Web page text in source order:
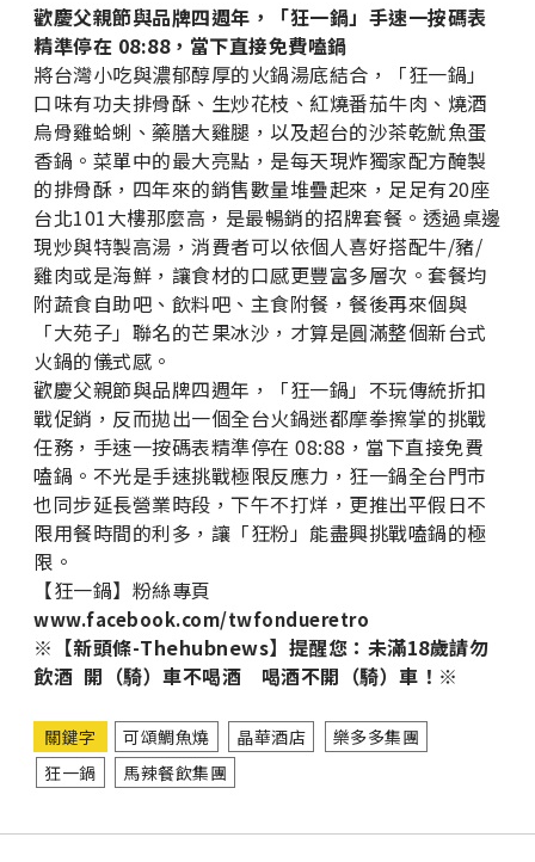
歡慶父親節與品牌四週年，「狂一鍋」手速一按碼表
精準停在 08:88，當下直接免費嗑鍋
將台灣小吃與濃郁醇厚的火鍋湯底結合，「狂一鍋」
口味有功夫排骨酥、生炒花枝、紅燒番茄牛肉、燒酒
烏骨雞蛤蜊、藥膳大雞腿，以及超台的沙茶乾魷魚蛋
香鍋。菜單中的最大亮點，是每天現炸獨家配方醃製
的排骨酥，四年來的銷售數量堆疊起來，足足有20座
台北101大樓那麼高，是最暢銷的招牌套餐。透過桌邊
現炒與特製高湯，消費者可以依個人喜好搭配牛/豬/
雞肉或是海鮮，讓食材的口感更豐富多層次。套餐均
附蔬食自助吧、飲料吧、主食附餐，餐後再來個與
「大苑子」聯名的芒果冰沙，才算是圓滿整個新台式
火鍋的儀式感。
歡慶父親節與品牌四週年，「狂一鍋」不玩傳統折扣
戰促銷，反而拋出一個全台火鍋迷都摩拳擦掌的挑戰
任務，手速一按碼表精準停在 08:88，當下直接免費
嗑鍋。不光是手速挑戰極限反應力，狂一鍋全台門市
也同步延長營業時段，下午不打烊，更推出平假日不
限用餐時間的利多，讓「狂粉」能盡興挑戰嗑鍋的極
限。
【狂一鍋】粉絲專頁
www.facebook.com/twfondueretro
※【新頭條-Thehubnews】提醒您：未滿18歲請勿
飲酒 開（騎）車不喝酒 喝酒不開（騎）車！※
關鍵字 可頌鯛魚燒 晶華酒店
樂多多集團
狂一鍋
馬辣餐飲集團